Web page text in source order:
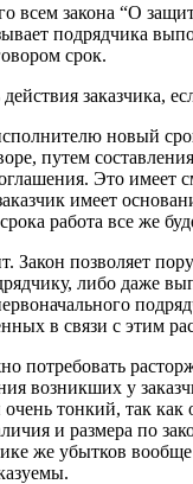
всем закона “О
подрядчика
срок.
заказчика,
новый
путем
Это имеет
имеет
работа все же
Закон позволяет
либо даже
в связи с этим
потребовать
возникших у
тонкий, так как
и размера по
же убытков